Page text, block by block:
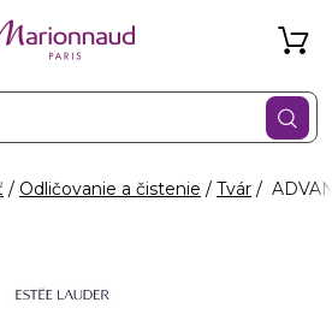
Odličovanie a čistenie Tvár